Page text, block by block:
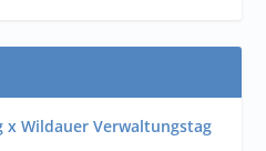
Wildauer Verwaltungstag